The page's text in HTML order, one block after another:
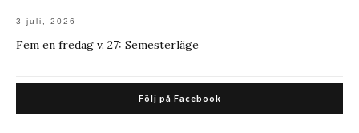
3 juli, 2026
Fem en fredag v. 27: Semesterläge
Följ på Facebook